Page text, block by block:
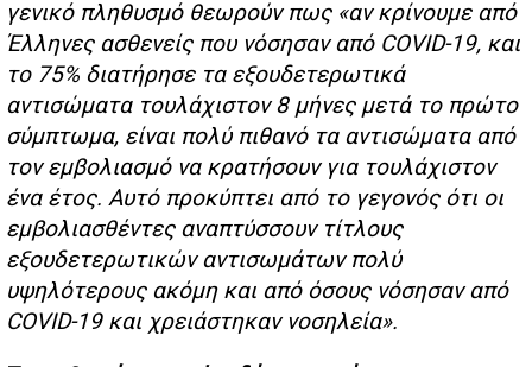
γενικό πληθυσμό θεωρούν πως «αν κρίνουμε από
Έλληνες ασθενείς που νόσησαν από COVID-19, και
το 75% διατήρησε τα εξουδετερωτικά
αντισώματα τουλάχιστον 8 μήνες μετά το πρώτο
σύμπτωμα, είναι πολύ πιθανό τα αντισώματα από
τον εμβολιασμό να κρατήσουν για τουλάχιστον
ένα έτος. Αυτό προκύπτει από το γεγονός ότι οι
εμβολιασθέντες αναπτύσσουν τίτλους
εξουδετερωτικών αντισωμάτων πολύ
υψηλότερους ακόμη και από όσους νόσησαν από
COVID-19 και χρειάστηκαν νοσηλεία».